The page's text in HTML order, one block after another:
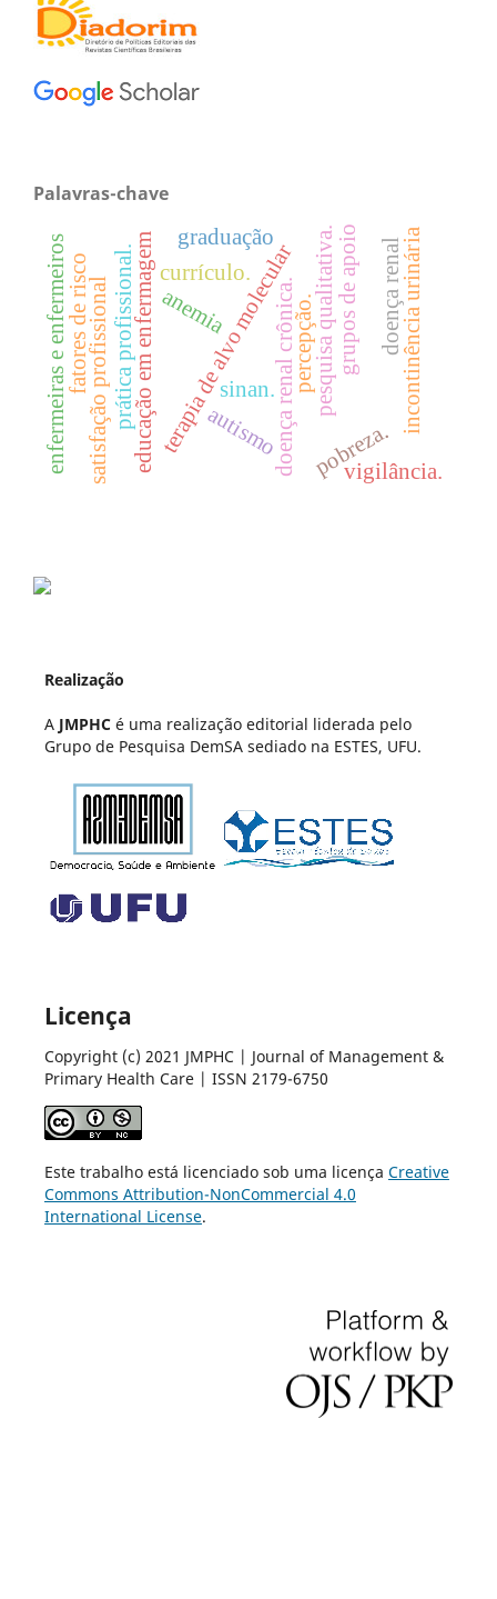
Palavras-chave
terapia de alvo molecular
doença renal crônica.
educação em enfermagem pesquisa qualitativa.
prática profissional.
autismo
grupos de apoio
percepção.
currículo.
pobreza.
vigilância.
satisfação profissional anemia
sinan.
fatores de risco doença renalincontinência urinária
graduação
enfermeiras e enfermeiros
Realização
A JMPHCé uma realização editorial liderada pelo
Grupo de Pesquisa DemSA sediado na ESTES, UFU.
Licença
Copyright (c) 2021 JMPHC | Journal of Management &
Primary Health Care | ISSN 2179-6750
Este trabalho está licenciado sob uma licença Creative
Commons Attribution-NonCommercial 4.0
International License.